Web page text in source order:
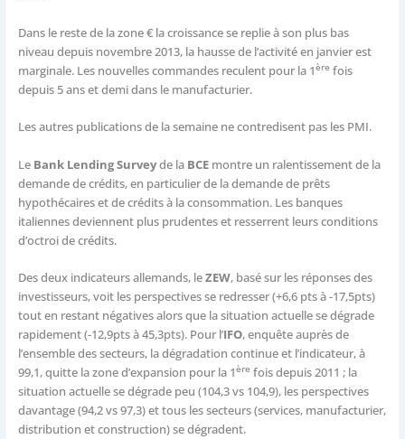
Dans le reste de la zone € la croissance se replie à son plus bas
niveau depuis novembre 2013, la hausse de l’activité en janvier est
marginale. Les nouvelles commandes reculent pour la 1ère fois
depuis 5 ans et demi dans le manufacturier.
Les autres publications de la semaine ne contredisent pas les PMI.
Le Bank Lending Surveyde la BCE montre un ralentissement de la
demande de crédits, en particulier de la demande de prêts
hypothécaires et de crédits à la consommation. Les banques
italiennes deviennent plus prudentes et resserrent leurs conditions
d’octroi de crédits.
Des deux indicateurs allemands, leZEW, basé sur les réponses des
investisseurs, voit les perspectives se redresser (+6,6 pts à -17,5pts)
tout en restant négatives alors que la situation actuelle se dégrade
rapidement (-12,9pts à 45,3pts). Pour l’IFO, enquête auprès de
l’ensemble des secteurs, la dégradation continue et l’indicateur, à
99,1, quitte la zone d’expansion pour la 1ère fois depuis 2011 ; la
situation actuelle se dégrade peu (104,3 vs 104,9), les perspectives
davantage (94,2 vs 97,3) et tous les secteurs (services, manufacturier,
distribution et construction) se dégradent.